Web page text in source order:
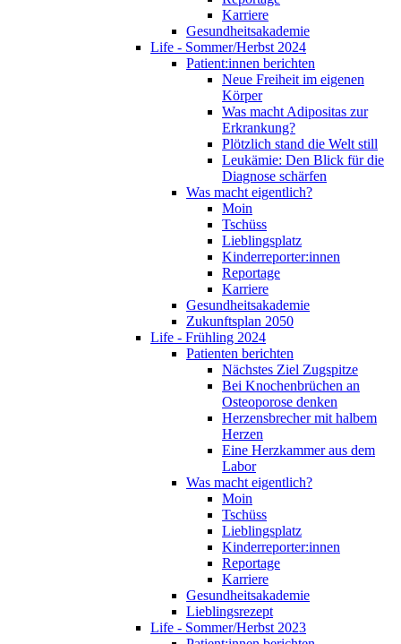
Karriere
Gesundheitsakademie
Life - Sommer/Herbst 2024
Patient:innen berichten
Neue Freiheit im eigenen
Körper
Was macht Adipositas zur
Erkrankung?
Plötzlich stand die Welt still
Leukämie: Den Blick für die
Diagnose schärfen
Was macht eigentlich?
Moin
Tschüss
Lieblingsplatz
Kinderreporter:innen
Reportage
Karriere
Gesundheitsakademie
Zukunftsplan 2050
Life - Frühling 2024
Patienten berichten
Nächstes Ziel Zugspitze
Bei Knochenbrüchen an
Osteoporose denken
Herzensbrecher mit halbem
Herzen
Eine Herzkammer aus dem
Labor
Was macht eigentlich?
Moin
Tschüss
Lieblingsplatz
Kinderreporter:innen
Reportage
Karriere
Gesundheitsakademie
Lieblingsrezept
Life - Sommer/Herbst 2023